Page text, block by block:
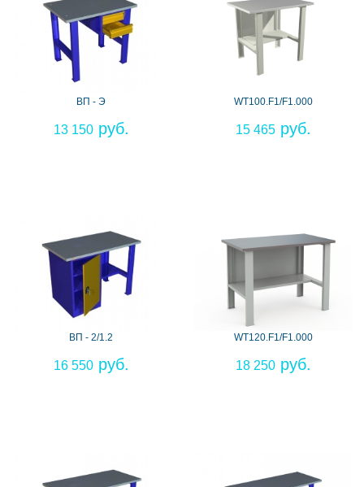
ВП - Э
13 150
WT100.F1/F1.000
15 465
ВП - 2/1.2
16 550
WT120.F1/F1.000
18 250